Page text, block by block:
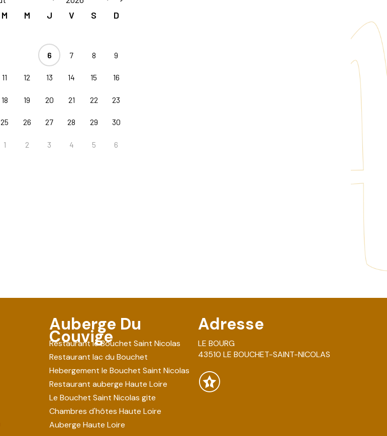
Auberge Du
Couvige
Restaurant le Bouchet Saint Nicolas
Restaurant lac du Bouchet
Hebergement le Bouchet Saint Nicolas
Restaurant auberge Haute Loire
Le Bouchet Saint Nicolas gite
Chambres d'hôtes Haute Loire
Auberge Haute Loire
Adresse
LE BOURG
43510 LE BOUCHET-SAINT-NICOLAS